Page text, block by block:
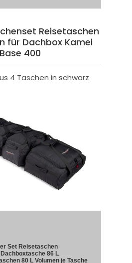
Reisetaschen
für Dachbox Kamei
Base 400
4 Taschen in schwarz
Set Reisetaschen
Dachboxtasche 86 L
80 L Volumen je Tasche